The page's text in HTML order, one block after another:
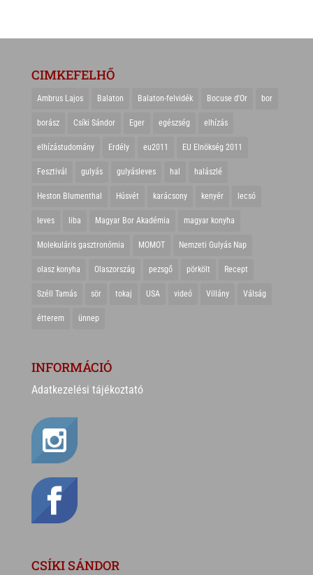
CIMKEFELHŐ
Ambrus Lajos Balaton Balaton-felvidék Bocuse d'Or bor
borász Csíki Sándor Eger egészség elhízás
elhízástudomány Erdély eu2011 EU Elnökség 2011
Fesztivál gulyás gulyásleves hal halászlé
Heston Blumenthal Húsvét karácsony kenyér lecsó
leves liba Magyar Bor Akadémia magyar konyha
Molekuláris gasztronómia MOMOT Nemzeti Gulyás Nap
olasz konyha Olaszország pezsgő pörkölt Recept
Széll Tamás sör tokaj USA videó Villány Válság
étterem ünnep
INFORMÁCIÓ
Adatkezelési tájékoztató
CSÍKI SÁNDOR